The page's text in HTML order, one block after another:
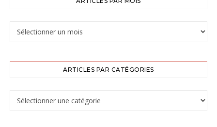
ARTICLES PAR CATÉGORIES